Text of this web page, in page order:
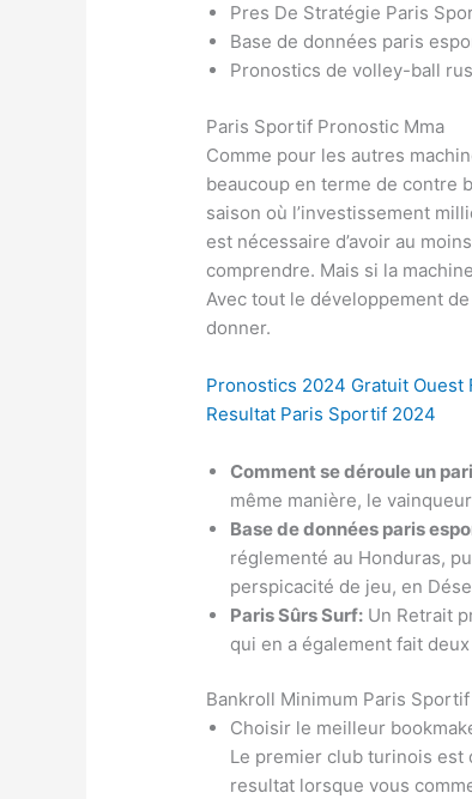
Pres De Stratégie Paris
Base de données paris
Pronostics de volley-ball
Paris Sportif Pronostic Mma
Comme pour les autres
beaucoup en terme de contre
saison où l’investissement
est nécessaire d’avoir au
comprendre. Mais si la
Avec tout le développement
donner.
Pronostics 2024 Gratuit Ouest
Resultat Paris Sportif 2024
Comment se déroule un
même manière, le
Base de données paris
réglementé au Honduras,
perspicacité de jeu, en
Paris Sûrs Surf: Un Retrait
qui en a également fait
Bankroll Minimum Paris Sportif
Choisir le meilleur
Le premier club turinois est
resultat lorsque vous